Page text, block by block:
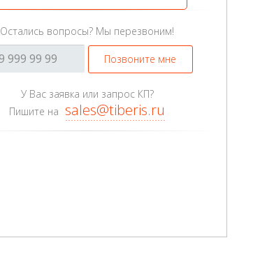
Остались вопросы? Мы перезвоним!
Позвоните мне
У Вас заявка или запрос КП?
Пишите на sales@tiberis.ru